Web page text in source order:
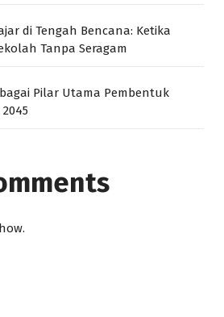
di Tengah Bencana: Ketika
Tanpa Seragam
Pilar Utama Pembentuk